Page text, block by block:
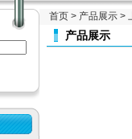
首页 > 产品展示 >
产品展示